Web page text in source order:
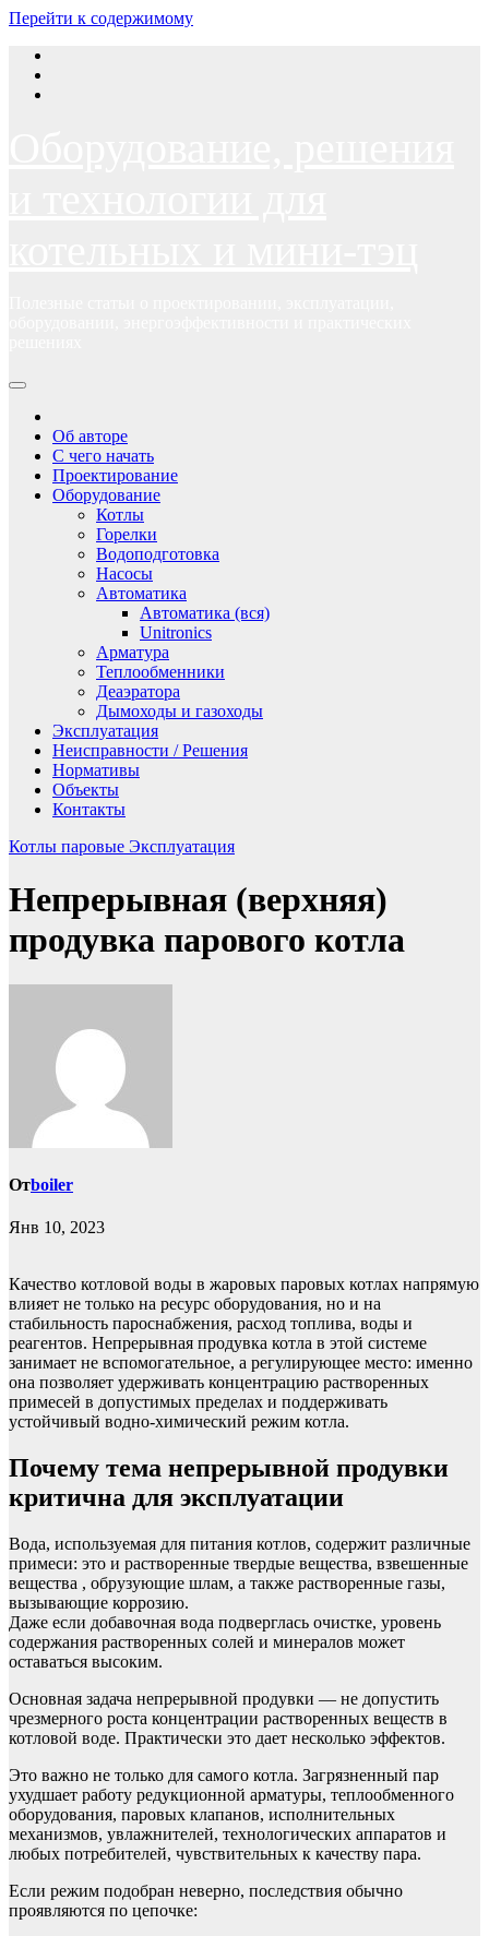
Перейти к содержимому
Об авторе
С чего начать
Проектирование
Оборудование
Котлы
Горелки
Водоподготовка
Насосы
Автоматика
Автоматика (вся)
Unitronics
Арматура
Теплообменники
Деаэратора
Дымоходы и газоходы
Эксплуатация
Неисправности / Решения
Нормативы
Объекты
Контакты
Котлы паровые Эксплуатация
Непрерывная (верхняя)
продувка парового котла
Отboiler
Янв 10, 2023
Качество котловой воды в жаровых паровых котлах напрямую
влияет не только на ресурс оборудования, но и на
стабильность пароснабжения, расход топлива, воды и
реагентов. Непрерывная продувка котла в этой системе
занимает не вспомогательное, а регулирующее место: именно
она позволяет удерживать концентрацию растворенных
примесей в допустимых пределах и поддерживать
устойчивый водно-химический режим котла.
Почему тема непрерывной продувки
критична для эксплуатации
Вода, используемая для питания котлов, содержит различные
примеси: это и растворенные твердые вещества, взвешенные
вещества , обрузующие шлам, а также растворенные газы,
вызывающие коррозию.
Даже если добавочная вода подверглась очистке, уровень
содержания растворенных солей и минералов может
оставаться высоким.
Основная задача непрерывной продувки — не допустить
чрезмерного роста концентрации растворенных веществ в
котловой воде. Практически это дает несколько эффектов.
Это важно не только для самого котла. Загрязненный пар
ухудшает работу редукционной арматуры, теплообменного
оборудования, паровых клапанов, исполнительных
механизмов, увлажнителей, технологических аппаратов и
любых потребителей, чувствительных к качеству пара.
Если режим подобран неверно, последствия обычно
проявляются по цепочке: